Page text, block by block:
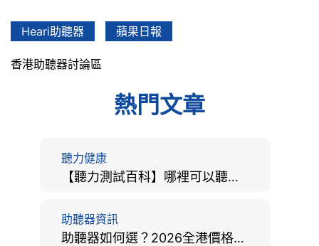
Heari助聽器 蘋果日報
香港助聽器討論區
熱門文章
聽力健康
【聽力測試百科】哪裡可以聽力檢查？費用、標準、流程、在家聽力檢測與iPhone測試全攻略
助聽器資訊
助聽器如何選？2026全港價格比較、款式分析及老人選購全攻略